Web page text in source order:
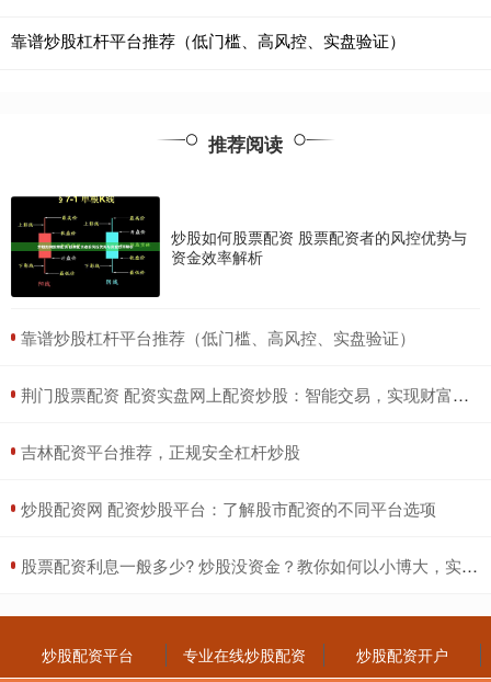
靠谱炒股杠杆平台推荐（低门槛、高风控、实盘验证）
推荐阅读
炒股如何股票配资 股票配资者的风控优势与
资金效率解析
​靠谱炒股杠杆平台推荐（低门槛、高风控、实盘验证）
​荆门股票配资 配资实盘网上配资炒股：智能交易，实现财富增值
​吉林配资平台推荐，正规安全杠杆炒股
​炒股配资网 配资炒股平台：了解股市配资的不同平台选项
​股票配资利息一般多少? 炒股没资金？教你如何以小博大，实现财富梦想
炒股配资平台 专业在线炒股配资 炒股配资开户